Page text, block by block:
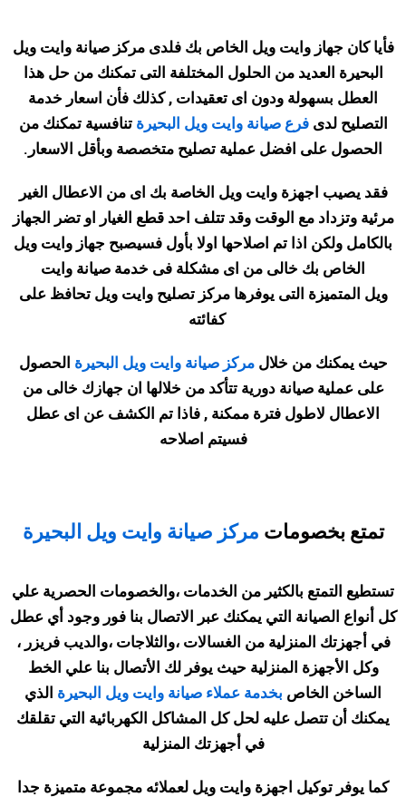
فأيا كان جهاز وايت ويل الخاص بك فلدى مركز صيانة وايت ويل
البحيرة العديد من الحلول المختلفة التى تمكنك من حل هذا
العطل بسهولة ودون اى تعقيدات , كذلك فأن اسعار خدمة
التصليح لدى فرع صيانة وايت ويل البحيرة تنافسية تمكنك من
الحصول على افضل عملية تصليح متخصصة وبأقل الاسعار .
فقد يصيب اجهزة وايت ويل الخاصة بك اى من الاعطال الغير
مرئية وتزداد مع الوقت وقد تتلف احد قطع الغيار او تضر الجهاز
بالكامل ولكن اذا تم اصلاحها اولا بأول فسيصبح جهاز وايت ويل
الخاص بك خالى من اى مشكلة فى خدمة صيانة وايت
ويل المتميزة التى يوفرها مركز تصليح وايت ويل تحافظ على
كفائته
حيث يمكنك من خلال مركز صيانة وايت ويل البحيرة الحصول
على عملية صيانة دورية تتأكد من خلالها ان جهازك خالى من
الاعطال لاطول فترة ممكنة , فاذا تم الكشف عن اى عطل
فسيتم اصلاحه
تمتع بخصومات مركز صيانة وايت ويل البحيرة
تستطيع التمتع بالكثير من الخدمات ،والخصومات الحصرية علي
كل أنواع الصيانة التي يمكنك عبر الاتصال بنا فور وجود أي عطل
في أجهزتك المنزلية من الغسالات ،والثلاجات ،والديب فريزر ،
وكل الأجهزة المنزلية حيث يوفر لك الأتصال بنا علي الخط
الساخن الخاص بخدمة عملاء صيانة وايت ويل البحيرة الذي
يمكنك أن تتصل عليه لحل كل المشاكل الكهربائية التي تقلقك
في أجهزتك المنزلية
كما يوفر توكيل اجهزة وايت ويل لعملائه مجموعة متميزة جدا